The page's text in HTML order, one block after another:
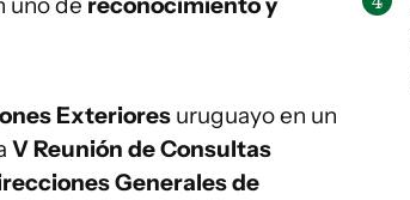
Exteriores uruguayo en un
V Reunión de Consultas
Generales de